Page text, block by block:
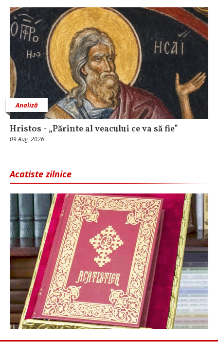
Analiză
Hristos - „Părinte al veacului ce va să fie”
09 Aug, 2026
Acatiste zilnice